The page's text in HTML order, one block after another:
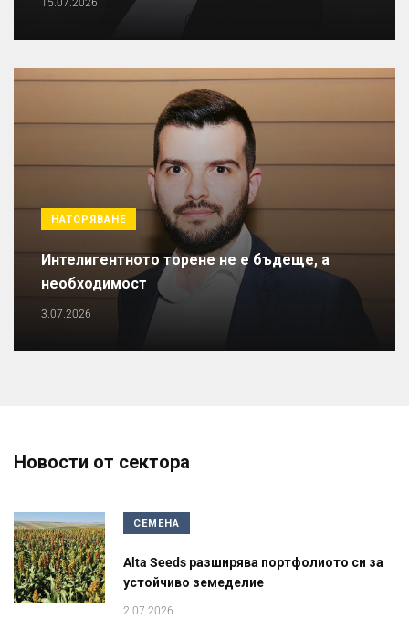
15.07.2026
НАТОРЯВАНЕ
Интелигентното торене не е бъдеще, а
необходимост
3.07.2026
Новости от сектора
СЕМЕНА
Alta Seeds разширява портфолиото си за
устойчиво земеделие
2.07.2026